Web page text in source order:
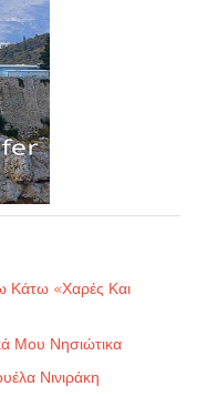
Κάτω «Χαρές Και
Μου Νησιώτικα
Νινιράκη